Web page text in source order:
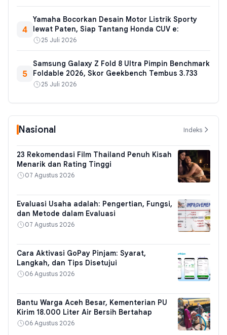
4
Yamaha Bocorkan Desain Motor Listrik Sporty
lewat Paten, Siap Tantang Honda CUV e:
25 Juli 2026
5
Samsung Galaxy Z Fold 8 Ultra Pimpin Benchmark
Foldable 2026, Skor Geekbench Tembus 3.733
25 Juli 2026
Nasional Indeks
23 Rekomendasi Film Thailand Penuh Kisah
Menarik dan Rating Tinggi
07 Agustus 2026
Evaluasi Usaha adalah: Pengertian, Fungsi,
dan Metode dalam Evaluasi
07 Agustus 2026
Cara Aktivasi GoPay Pinjam: Syarat,
Langkah, dan Tips Disetujui
06 Agustus 2026
Bantu Warga Aceh Besar, Kementerian PU
Kirim 18.000 Liter Air Bersih Bertahap
06 Agustus 2026